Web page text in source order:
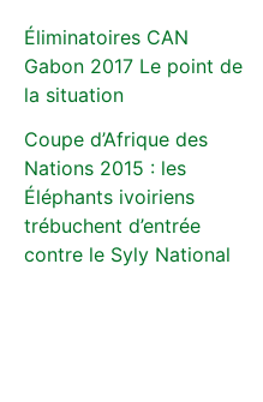
Éliminatoires CAN
Gabon 2017 Le point de
la situation
Coupe d’Afrique des
Nations 2015 : les
Éléphants ivoiriens
trébuchent d’entrée
contre le Syly National